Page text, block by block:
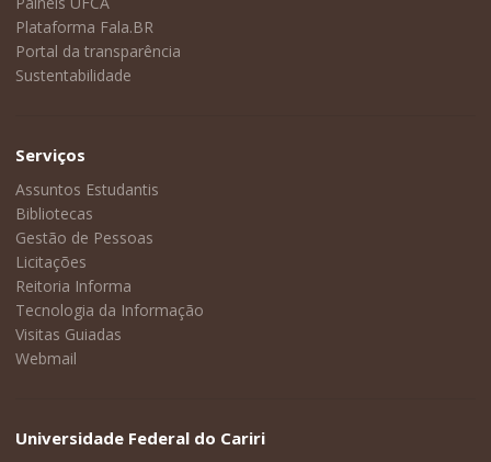
Plataforma Fala.BR
Portal da transparência
Sustentabilidade
Serviços
Assuntos Estudantis
Bibliotecas
Gestão de Pessoas
Licitações
Reitoria Informa
Tecnologia da Informação
Visitas Guiadas
Webmail
Universidade Federal do Cariri